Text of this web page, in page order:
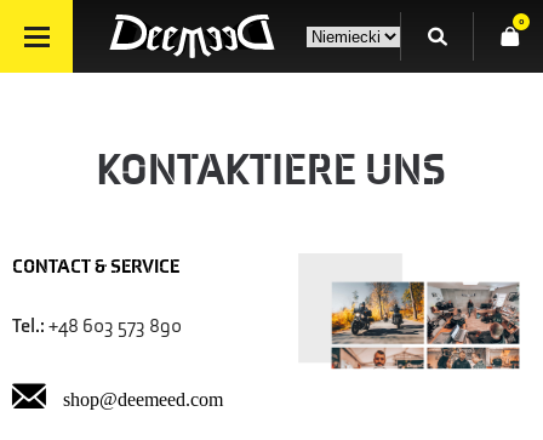
0
KONTAKTIERE UNS
CONTACT & SERVICE
Tel.: +48 603 573 890
shop@deemeed.com